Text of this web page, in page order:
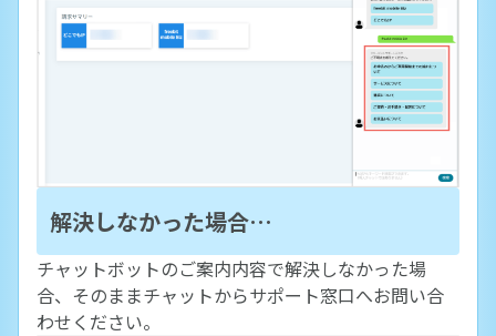
解決しなかった場合…
チャットボットのご案内内容で解決しなかった場
合、そのままチャットからサポート窓口へお問い合
わせください。